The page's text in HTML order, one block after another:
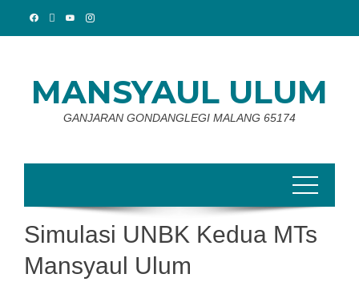
MANSYAUL ULUM
GANJARAN GONDANGLEGI MALANG 65174
Simulasi UNBK Kedua MTs
Mansyaul Ulum